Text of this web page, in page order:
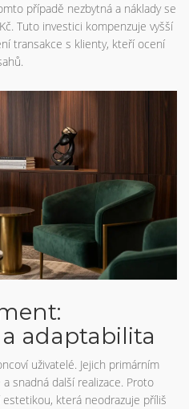
případě nezbytná a náklady se
Tuto investici kompenzuje vyšší
transakce s klienty, kteří ocení
adaptabilita
uživatelé. Jejich primárním
snadná další realizace. Proto
která neodrazuje příliš